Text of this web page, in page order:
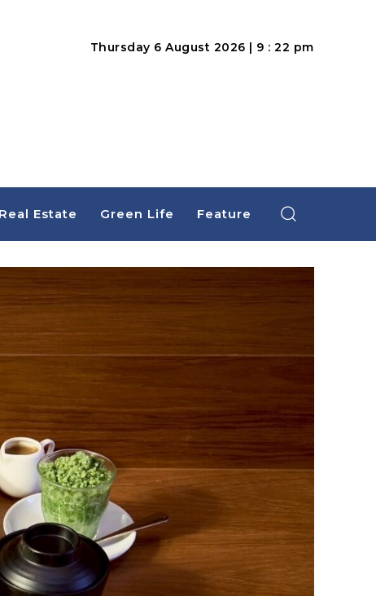
Thursday 6 August 2026 | 9 : 22 pm
Real Estate Green Life Feature